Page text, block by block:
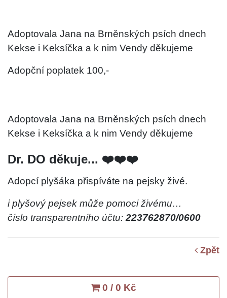
Adoptovala Jana na Brněnských psích dnech
Kekse i Keksíčka a k nim Vendy děkujeme
Adopční poplatek 100,-
Adoptovala Jana na Brněnských psích dnech
Kekse i Keksíčka a k nim Vendy děkujeme
Dr. DO děkuje... ❤️❤️❤️
Adopcí plyšáka přispíváte na pejsky živé.
i plyšový pejsek může pomoci živému…
číslo transparentního účtu:223762870/0600
Zpět
0 / 0 Kč